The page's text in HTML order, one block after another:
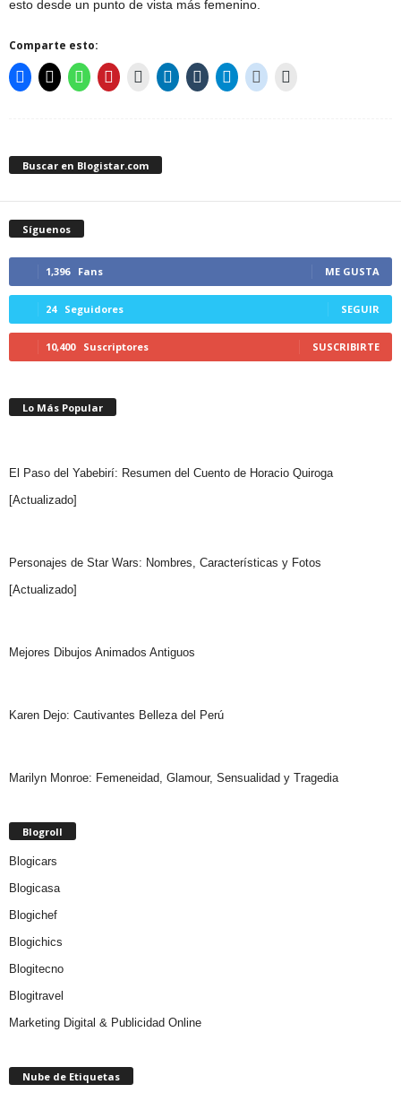
esto desde un punto de vista más femenino.
Comparte esto:
Buscar en Blogistar.com
Síguenos
1,396 Fans ME GUSTA
24 Seguidores SEGUIR
10,400 Suscriptores SUSCRIBIRTE
Lo Más Popular
El Paso del Yabebirí: Resumen del Cuento de Horacio Quiroga
[Actualizado]
Personajes de Star Wars: Nombres, Características y Fotos
[Actualizado]
Mejores Dibujos Animados Antiguos
Karen Dejo: Cautivantes Belleza del Perú
Marilyn Monroe: Femeneidad, Glamour, Sensualidad y Tragedia
Blogroll
Blogicars
Blogicasa
Blogichef
Blogichics
Blogitecno
Blogitravel
Marketing Digital & Publicidad Online
Nube de Etiquetas